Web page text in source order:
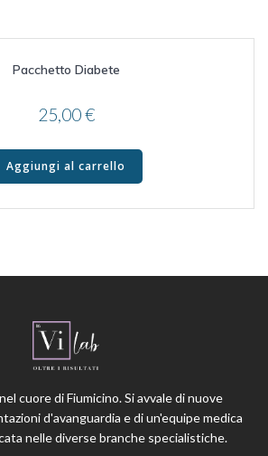
Pacchetto Diabete
25,00€
Aggiungi al carrello
cuore di Fiumicino. Si avvale di nuove
d'avanguardia e di un'equipe medica
nelle diverse branche specialistiche.